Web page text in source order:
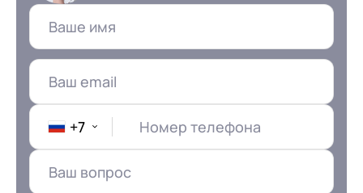
+7 Номер телефона